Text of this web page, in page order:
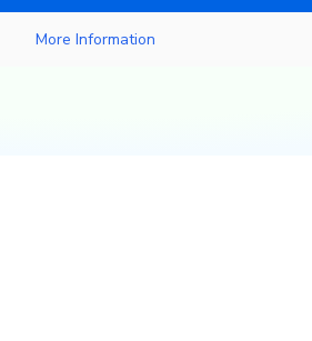
More Information